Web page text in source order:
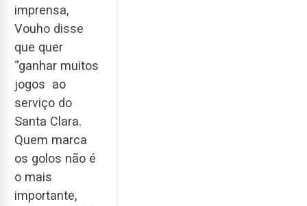
imprensa,
Vouho disse
que quer
“ganhar muitos
jogos ao
serviço do
Santa Clara.
Quem marca
os golos não é
o mais
importante,